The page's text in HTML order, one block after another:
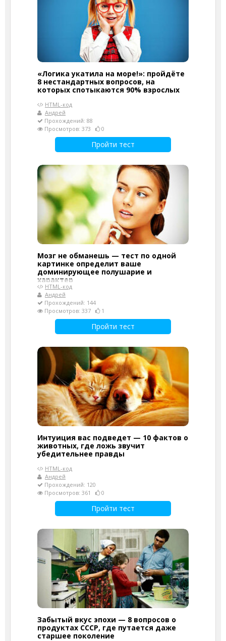
«Логика укатила на море!»: пройдёте
8 нестандартных вопросов, на
которых спотыкаются 90% взрослых
HTML-код
Андрей
Прохождений: 88
Просмотров: 373
0
Пройти тест
Мозг не обманешь — тест по одной
картинке определит ваше
доминирующее полушарие и
характер
HTML-код
Андрей
Прохождений: 144
Просмотров: 337
1
Пройти тест
Интуиция вас подведет — 10 фактов о
животных, где ложь звучит
убедительнее правды
HTML-код
Андрей
Прохождений: 120
Просмотров: 361
0
Пройти тест
Забытый вкус эпохи — 8 вопросов о
продуктах СССР, где путается даже
старшее поколение